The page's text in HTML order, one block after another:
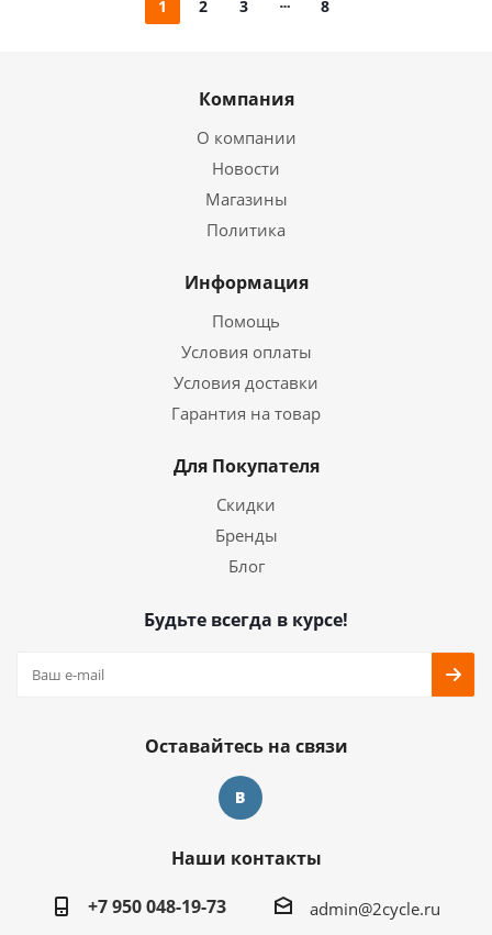
1 2 3 8
Компания
О компании
Новости
Магазины
Политика
Информация
Помощь
Условия оплаты
Условия доставки
Гарантия на товар
Для Покупателя
Скидки
Бренды
Блог
Будьте всегда в курсе!
Оставайтесь на связи
Наши контакты
+7 950 048-19-73
admin@2cycle.ru